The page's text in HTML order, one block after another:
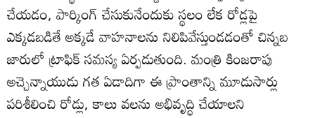
చేయడం, పార్కింగ్‌ చేసుకునేందుకు స్థలం లేక రోడ్లపై
ఎక్కడబడితే అక్కడే వాహనాలను నిలిపివేస్తుండడంతో చిన్నబ
జారులో ట్రాఫిక్‌ సమస్య ఏర్పడుతుంది. మంత్రి కింజరాపు
అచ్చెన్నాయుడు గత ఏడాదిగా ఈ ప్రాంతాన్ని మూడుసార్లు
పరిశీలించి రోడ్లు, కాలు వలను అభివృద్ధి చేయాలని